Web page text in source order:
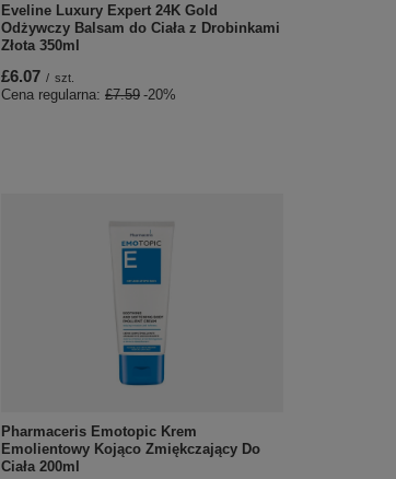
Eveline Luxury Expert 24K Gold
Odżywczy Balsam do Ciała z Drobinkami
Złota 350ml
£6.07 / szt.
Cena regularna: £7.59 -20%
Pharmaceris Emotopic Krem
Emolientowy Kojąco Zmiękczający Do
Ciała 200ml